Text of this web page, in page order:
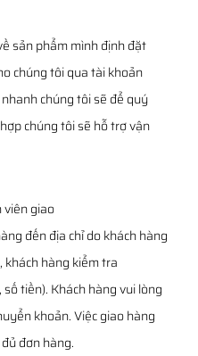
sản phẩm mình định đặt
chúng tôi qua tài khoản
chúng tôi sẽ để quý
chúng tôi sẽ hỗ trợ vận
viên giao
đến địa chỉ do khách hàng
khách hàng kiểm tra
tiền). Khách hàng vui lòng
khoản. Việc giao hàng
đơn hàng.